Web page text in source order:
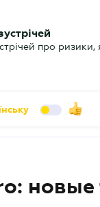
Актуальнопро ризики,